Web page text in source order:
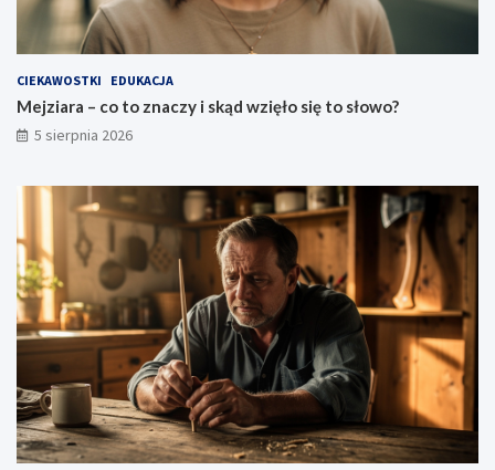
CIEKAWOSTKI EDUKACJA
Mejziara – co to znaczy i skąd wzięło się to słowo?
5 sierpnia 2026